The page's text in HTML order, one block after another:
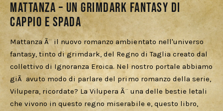
Mattanza – un grimdark fantasy di
cappio e spada
Mattanza Ã¨ il nuovo romanzo ambientato nell'universo
fantasy, tinto di grimdark, del Regno di Taglia creato dal
collettivo di Ignoranza Eroica. Nel nostro portale abbiamo
giÃ avuto modo di parlare del primo romanzo della serie,
Vilupera, ricordate? La Vilupera Ã¨ una delle bestie letali
che vivono in questo regno miserabile e, questo libro,